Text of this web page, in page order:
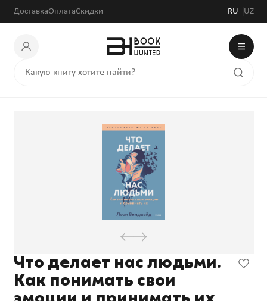
ДоставкаОплатаСкидки RU UZ
Что делает нас людьми.
Как понимать свои